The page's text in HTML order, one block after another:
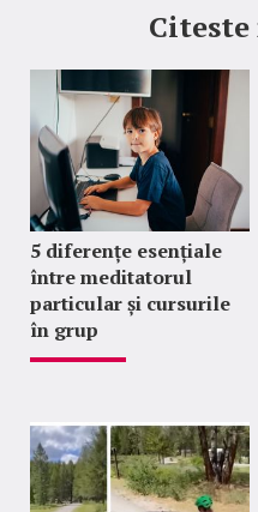
5 diferențe esențiale
între meditatorul
particular și cursurile
în grup